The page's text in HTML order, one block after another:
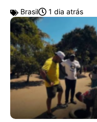
Brasil 1 dia atrás